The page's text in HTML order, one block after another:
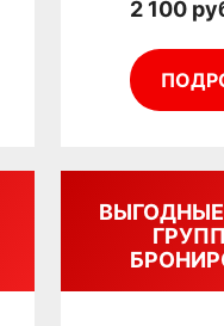
2 100